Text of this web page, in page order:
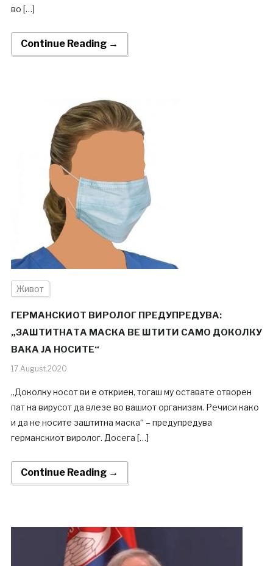
во […]
Continue Reading →
Живот
ГЕРМАНСКИОТ ВИРОЛОГ ПРЕДУПРЕДУВА:
„ЗАШТИТНАТА МАСКА ВЕ ШТИТИ САМО ДОКОЛКУ
ВАКА ЈА НОСИТЕ“
17.August.2020
„Доколку носот ви е откриен, тогаш му оставате отворен
пат на вирусот да влезе во вашиот организам. Речиси како
и да не носите заштитна маска“ – предупредува
германскиот виролог. Досега […]
Continue Reading →